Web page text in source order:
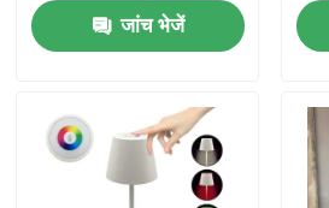
उत्पादों
जांच भेजें